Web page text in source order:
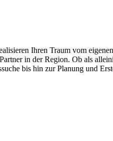
Ihren Traum vom
in der Region. Ob als
bis hin zur Planung und